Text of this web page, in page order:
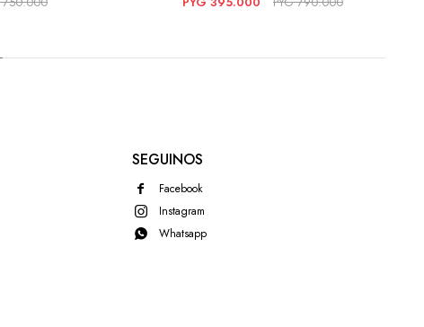
SEGUINOS
Facebook
Instagram
Whatsapp